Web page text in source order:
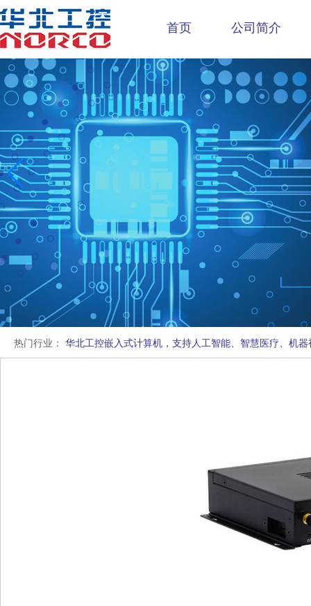
首页 公司简介
热门行业： 华北工控嵌入式计算机，支持人工智能、智慧医疗、机